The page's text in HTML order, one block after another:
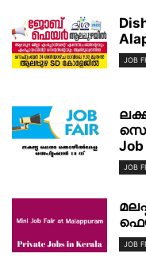
JOB
Job
JOB
JOB